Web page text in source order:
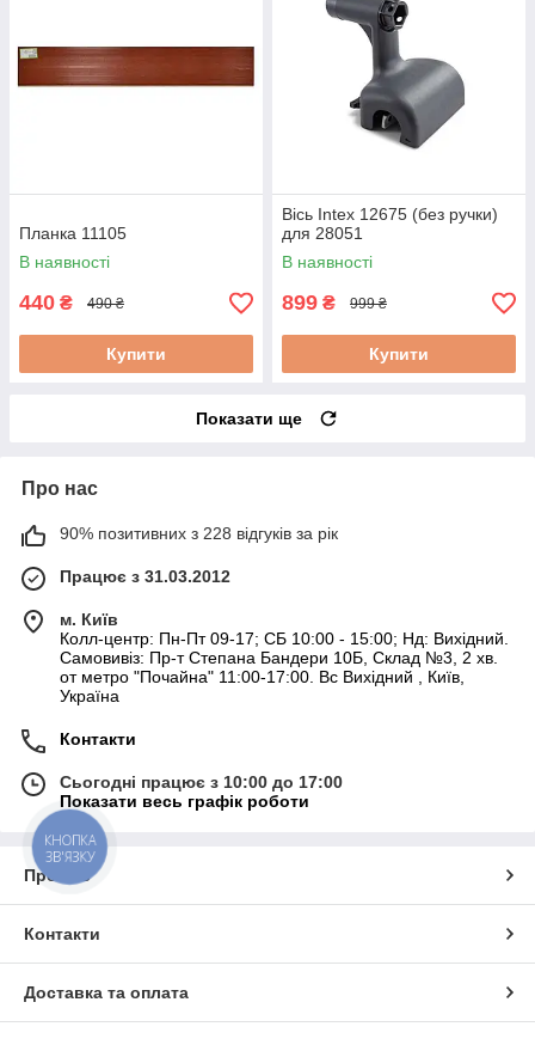
Планка 11105
В наявності
440 ₴ 490 ₴
Купити
Вісь Intex 12675 (без ручки)
для 28051
В наявності
899 ₴ 999 ₴
Купити
Показати ще
Про нас
90% позитивних з 228 відгуків за рік
Працює з 31.03.2012
м. Київ
Колл-центр: Пн-Пт 09-17; СБ 10:00 - 15:00; Нд: Вихідний.
Самовивіз: Пр-т Степана Бандери 10Б, Склад №3, 2 хв.
от метро "Почайна" 11:00-17:00. Вс Вихідний , Київ,
Україна
Контакти
Сьогодні працює з 10:00 до 17:00
Показати весь графік роботи
Про нас
Контакти
Доставка та оплата
КНОПКА
ЗВ'ЯЗКУ